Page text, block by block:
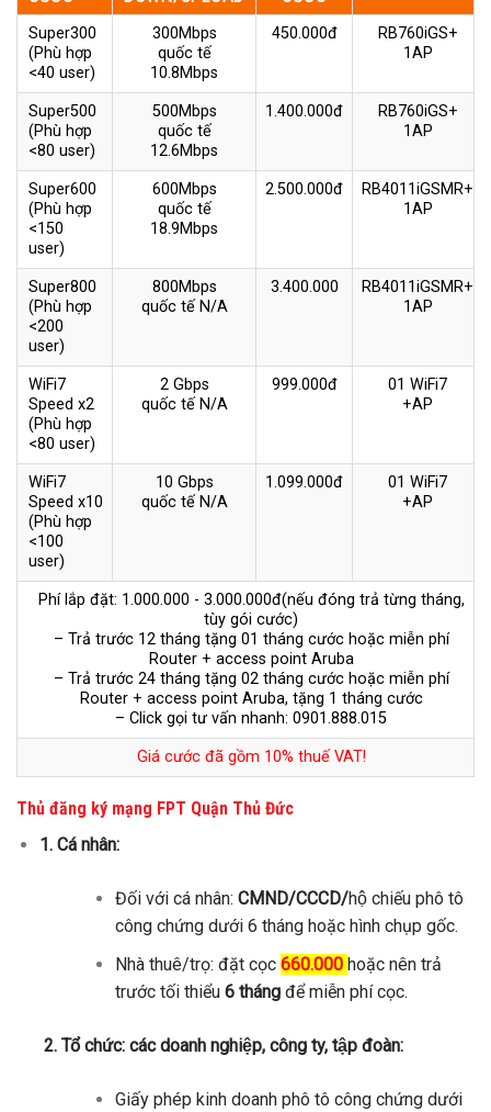
Super300
(Phù hợp
<40 user)
300Mbps
quốc tế
10.8Mbps
450.000đ
RB760iGS+
1AP
Super500
(Phù hợp
<80 user)
500Mbps
quốc tế
12.6Mbps
1.400.000đ
RB760iGS+
1AP
Super600
(Phù hợp
<150
user)
600Mbps
quốc tế
18.9Mbps
2.500.000đ
RB4011iGSMR+
1AP
Super800
(Phù hợp
<200
user)
800Mbps
quốc tế N/A
3.400.000
RB4011iGSMR+
1AP
WiFi7
Speed x2
(Phù hợp
<80 user)
2 Gbps
quốc tế N/A
999.000đ
01 WiFi7
+AP
WiFi7
Speed x10
(Phù hợp
<100
user)
10 Gbps
quốc tế N/A
1.099.000đ
01 WiFi7
+AP
Phí lắp đặt: 1.000.000 - 3.000.000đ(nếu đóng trả từng tháng,
tùy gói cước)
– Trả trước 12 tháng tặng 01 tháng cước hoặc miễn phí
Router + access point Aruba
– Trả trước 24 tháng tặng 02 tháng cước hoặc miễn phí
Router + access point Aruba, tặng 1 tháng cước
– Click gọi tư vấn nhanh: 0901.888.015
Giá cước đã gồm 10% thuế VAT!
Thủ đăng ký mạng FPT Quận Thủ Đức
1. Cá nhân:
Đối với cá nhân: CMND/CCCD/hộ chiếu phô tô
công chứng dưới 6 tháng hoặc hình chụp gốc.
Nhà thuê/trọ: đặt cọc 660.000 hoặc nên trả
trước tối thiểu 6 thángđể miễn phí cọc.
2. Tổ chức: các doanh nghiệp, công ty, tập đoàn:
Giấy phép kinh doanh phô tô công chứng dưới